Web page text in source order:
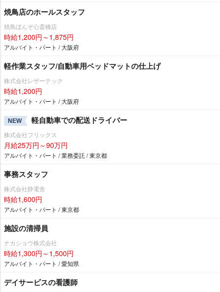
焼鳥店のホールスタッフ
焼鳥ぼんぞ心斎橋店
時給1,200円～1,875円
アルバイト・パート / 大阪府
軽作業スタッフ/自動車用ベッドマットの仕上げ
株式会社レザーテック
時給1,200円
アルバイト・パート / 大阪府
NEW 軽自動車での配送ドライバー
株式会社フリックス
月給25万円～90万円
アルバイト・パート / 業務委託 / 東京都
事務スタッフ
株式会社静電舎
時給1,600円
アルバイト・パート / 東京都
施設の清掃員
ナカショウ株式会社
時給1,300円～1,500円
アルバイト・パート / 愛知県
デイサービスの看護師